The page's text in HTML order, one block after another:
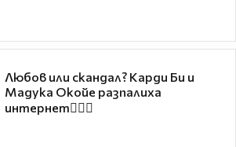
Любов или скандал? Карди Би и
Мадука Окойе разпалиха
интернет❤️‍🔥🔥